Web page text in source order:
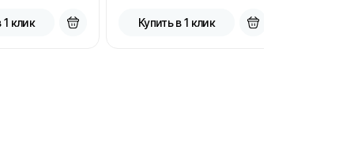
1 клик Купить в 1 клик